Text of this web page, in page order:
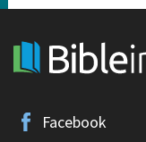
Facebook